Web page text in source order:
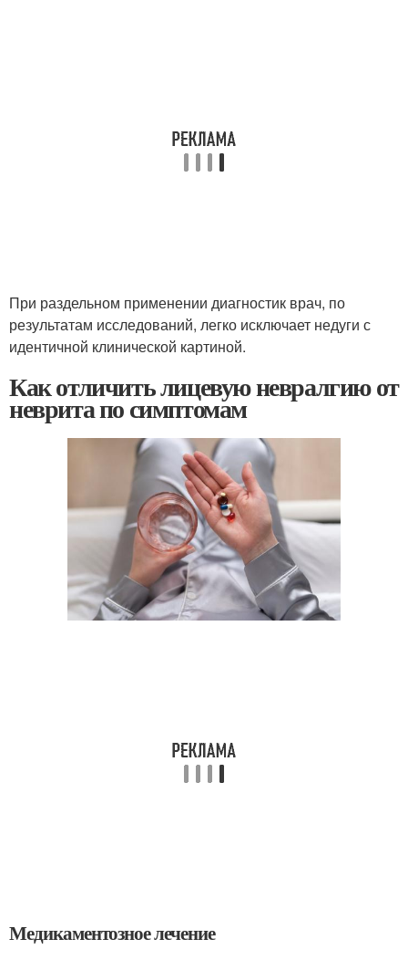
При раздельном применении диагностик врач, по
результатам исследований, легко исключает недуги с
идентичной клинической картиной.
Как отличить лицевую невралгию от
неврита по симптомам
Медикаментозное лечение